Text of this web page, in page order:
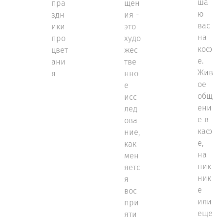
пра
здн
ики
про
цвет
ани
я
щен
ия -
это
худо
жес
тве
нно
е
исс
лед
ова
ние,
как
мен
яетс
я
вос
при
яти
ша
ю
вас
на
коф
е.
Жив
ое
общ
ени
е в
каф
е,
на
пик
ник
е
или
еще